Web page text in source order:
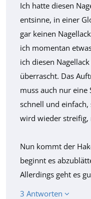
Ich hatte diesen
entsinne, in einer
gar keinen
ich momentan
ich diesen
überrascht. Das
muss auch nur eine
schnell und einfach,
wird wieder streifig,
Nun kommt der
beginnt es
Allerdings geht es
3 Antworten